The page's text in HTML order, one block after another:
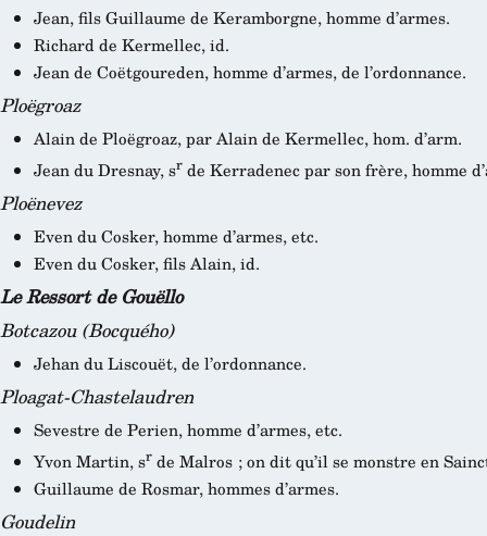
Jean, fils Guillaume de Keramborgne, homme d’armes.
Richard de Kermellec, id.
Jean de Coëtgoureden, homme d’armes, de l’ordonnance.
Ploëgroaz
Alain de Ploëgroaz, par Alain de Kermellec, hom. d’arm.
Jean du Dresnay, srde Kerradenec par son frère, homme
Ploënevez
Even du Cosker, homme d’armes, etc.
Even du Cosker, fils Alain, id.
Le Ressort de Gouëllo
Botcazou (Bocquého)
Jehan du Liscouët, de l’ordonnance.
Ploagat-Chastelaudren
Sevestre de Perien, homme d’armes, etc.
Yvon Martin, srde Malros ; on dit qu’il se monstre en
Guillaume de Rosmar, hommes d’armes.
Goudelin